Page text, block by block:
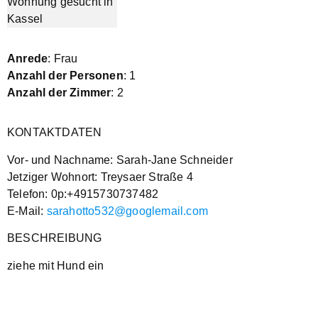
Anrede: Frau
Anzahl der Personen: 1
Anzahl der Zimmer: 2
KONTAKTDATEN
Vor- und Nachname: Sarah-Jane Schneider
Jetziger Wohnort: Treysaer Straße 4
Telefon: 0p:+4915730737482
E-Mail: sarahotto532@googlemail.com
BESCHREIBUNG
ziehe mit Hund ein